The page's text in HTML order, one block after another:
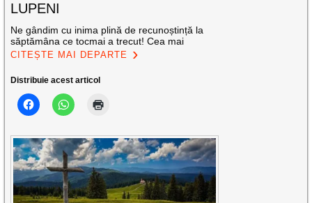
LUPENI
Ne gândim cu inima plină de recunoștință la
săptămâna ce tocmai a trecut! Cea mai
CITEȘTE MAI DEPARTE
Distribuie acest articol